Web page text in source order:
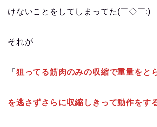
けないことをしてしまってた(￣◇￣;)
それが
「 狙ってる筋肉のみの収縮で重量をと
を逃さずさらに収縮しきって動作をす